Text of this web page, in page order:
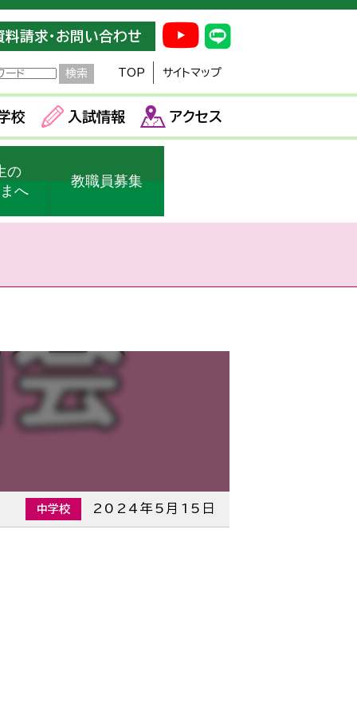
料請求・お問い合わせ
TOP サイトマップ
校 入試情報 アクセス
の
へ
教職員募集
中学校 2024年5月15日